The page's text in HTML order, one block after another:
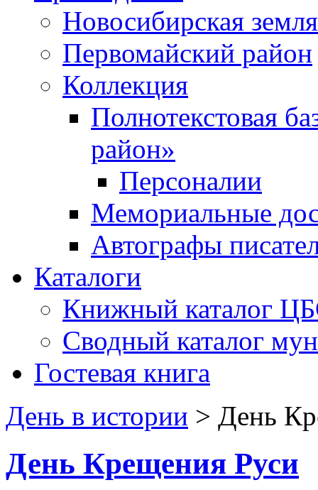
Новосибирская земля
Первомайский район
Коллекция
Полнотекстовая
район»
Персоналии
Мемориальные
Автографы
Каталоги
Книжный каталог
Сводный каталог
Гостевая книга
День в истории > День
День Крещения Руси